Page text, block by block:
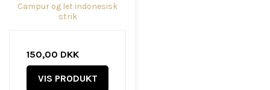
Campur og let indonesisk
strik
150,00 DKK
VIS PRODUKT